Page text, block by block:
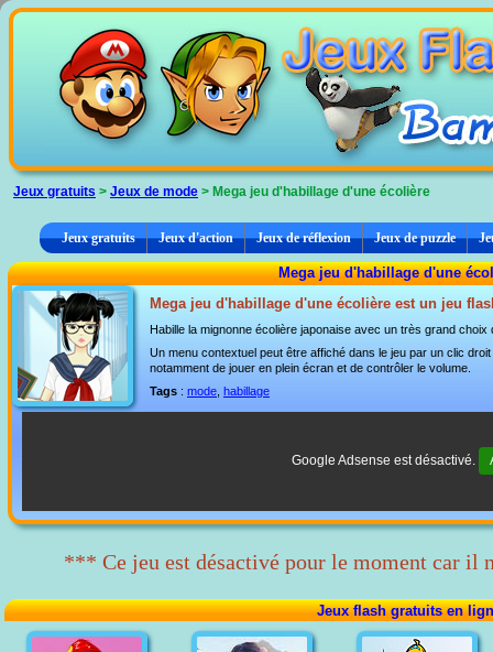
Jeux gratuits > Jeux de mode > Mega jeu d'habillage d'une écolière
Jeux gratuits Jeux d'action Jeux de réflexion Jeux de puzzle
Mega jeu d'habillage d'une
Mega jeu d'habillage d'une écolière est un jeu
Habille la mignonne écolière japonaise avec un très grand
Un menu contextuel peut être affiché dans le jeu par un clic
notamment de jouer en plein écran et de contrôler le volume.
Tags : mode habillage
Google Adsense est désactivé.
*** Ce jeu est désactivé pour le moment car il
Jeux flash gratuits en
Panneau de gestion des cookies